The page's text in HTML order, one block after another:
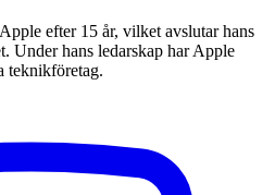
efter 15 år, vilket avslutar hans
Under hans ledarskap har Apple
teknikföretag.